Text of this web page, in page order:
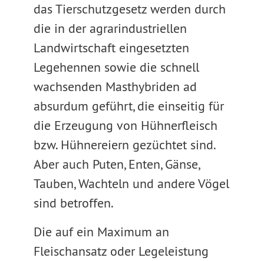
das Tierschutzgesetz werden durch
die in der agrarindustriellen
Landwirtschaft eingesetzten
Legehennen sowie die schnell
wachsenden Masthybriden ad
absurdum geführt, die einseitig für
die Erzeugung von Hühnerfleisch
bzw. Hühnereiern gezüchtet sind.
Aber auch Puten, Enten, Gänse,
Tauben, Wachteln und andere Vögel
sind betroffen.
Die auf ein Maximum an
Fleischansatz oder Legeleistung